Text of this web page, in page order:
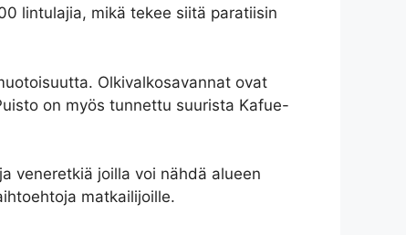
lintulajia, mikä tekee siitä paratiisin
Olkivalkosavannat ovat
on myös tunnettu suurista Kafue-
veneretkiä joilla voi nähdä alueen
matkailijoille.